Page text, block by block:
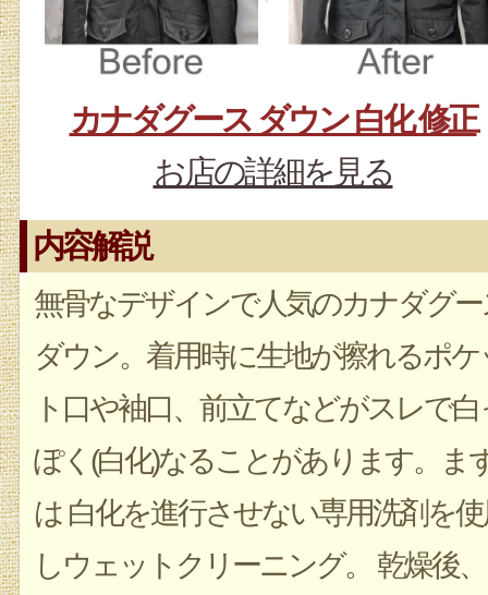
カナダグース ダウン 白化 修正
お店の詳細を見る
内容解説
無骨なデザインで人気のカナダグ
ダウン。着用時に生地が擦れるポケ
ト口や袖口、前立てなどがスレで白
ぽく(白化)なることがあります。ま
は 白化を進行させない専用洗剤を
しウェットクリーニング。 乾燥後、